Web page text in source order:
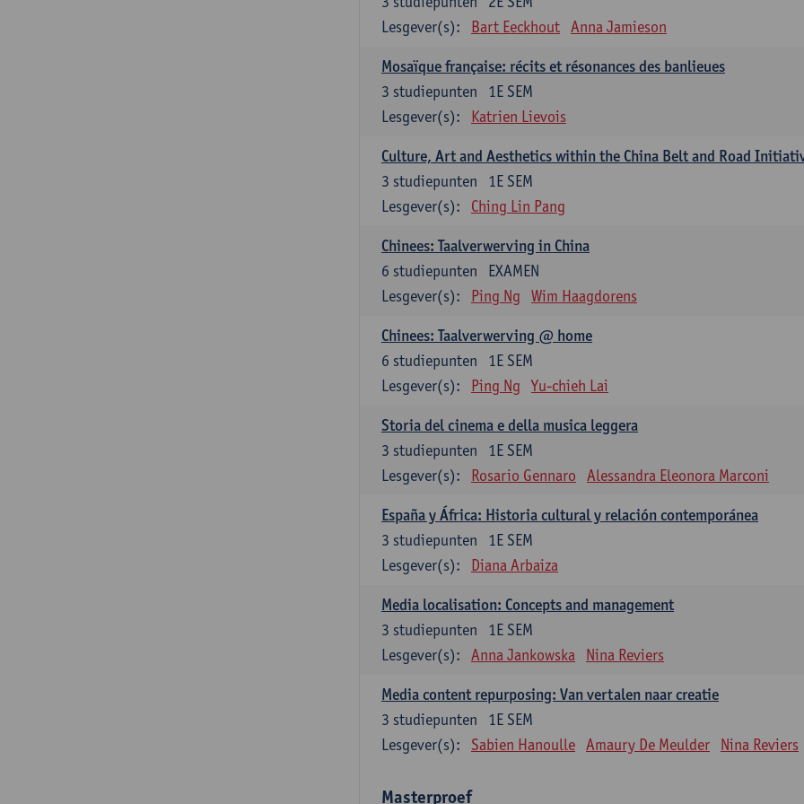
Lesgever(s):
Bart Eeckhout Anna Jamieson
Mosaïque française: récits et résonances des banlieues
1E SEM
3 studiepunten
Lesgever(s):
Katrien Lievois
Culture, Art and Aesthetics within the China Belt and Road
1E SEM
3 studiepunten
Lesgever(s):
Ching Lin Pang
Chinees: Taalverwerving in China
EXAMEN
6 studiepunten
Lesgever(s):
Ping Ng Wim Haagdorens
Chinees: Taalverwerving @ home
1E SEM
6 studiepunten
Lesgever(s):
Ping Ng Yu-chieh Lai
Storia del cinema e della musica leggera
1E SEM
3 studiepunten
Lesgever(s):
Rosario Gennaro Alessandra Eleonora Marconi
España y África: Historia cultural y relación contemporánea
1E SEM
3 studiepunten
Lesgever(s):
Diana Arbaiza
Media localisation: Concepts and management
1E SEM
3 studiepunten
Lesgever(s):
Anna Jankowska Nina Reviers
Media content repurposing: Van vertalen naar creatie
1E SEM
3 studiepunten
Lesgever(s):
Sabien Hanoulle Amaury De Meulder Nina Reviers
Masterproef